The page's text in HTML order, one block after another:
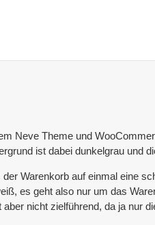
Neve Theme und
ist dabei dunkelgrau und
Warenkorb auf einmal eine
es geht also nur um das
nicht zielführend, da ja nur